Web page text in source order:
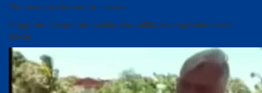
On a voulu préserver la « race »
Huyghues Despointes explique la politique d’eugénisme des
Békés